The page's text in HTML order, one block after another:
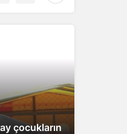
çocukların